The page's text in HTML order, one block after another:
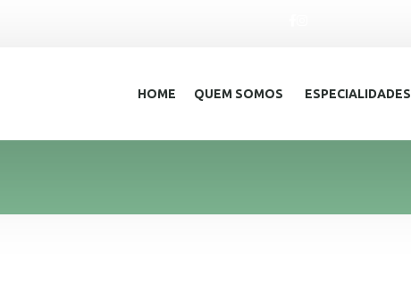
HOME QUEM SOMOS ESPECIALIDADES